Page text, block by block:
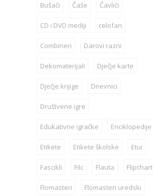
Bušači Čaše Čavlići
CD i DVD mediji celofan
Combineri Darovi razni
Dekomaterijali Dječje karte
Dječje knjige Dnevnici
Društvene igre
Edukativne igračke Enciklopedije
Etikete Etikete školske Etui
Fascikli Filc Flauta Flipchart
Flomasteri Flomasteri uredski